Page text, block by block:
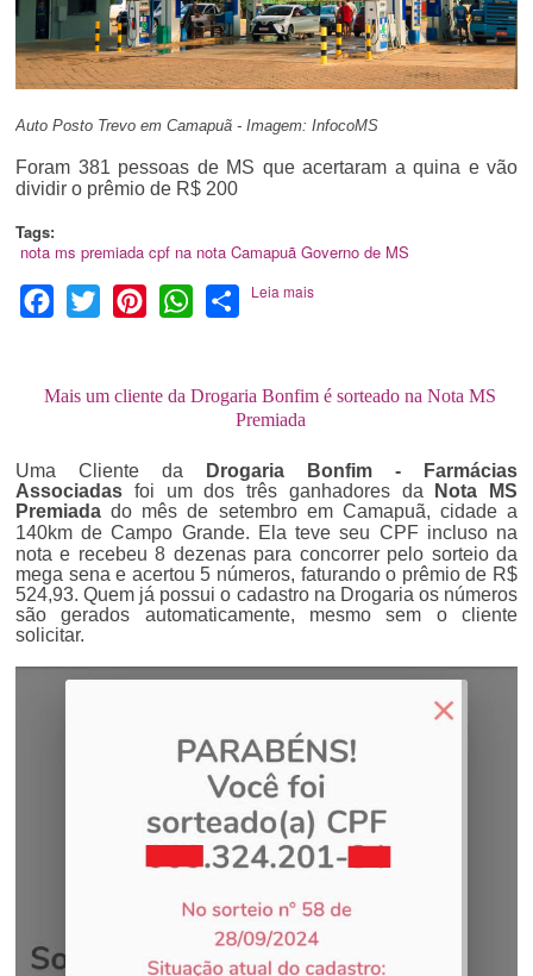
Auto Posto Trevo em Camapuã - Imagem: InfocoMS
Foram 381 pessoas de MS que acertaram a quina e vão
dividir o prêmio de R$ 200
Tags:
nota ms premiada cpf na nota Camapuã Governo de MS
Facebook
Twitter PinterestWhatsApp
Share
Leia mais
Mais um cliente da Drogaria Bonfim é sorteado na Nota MS
Premiada
Uma Cliente da
Drogaria Bonfim - Farmácias
Associadas foi um dos três ganhadores da
Nota MS
Premiada do mês de setembro em Camapuã, cidade a
140km de Campo Grande. Ela teve seu CPF incluso na
nota e recebeu 8 dezenas para concorrer pelo sorteio da
mega sena e acertou 5 números, faturando o prêmio de R$
524,93. Quem já possui o cadastro na Drogaria os números
são gerados automaticamente, mesmo sem o cliente
solicitar.